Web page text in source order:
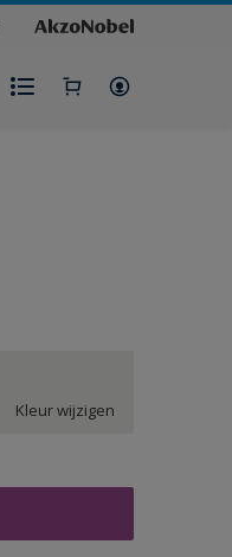
Kleur wijzigen